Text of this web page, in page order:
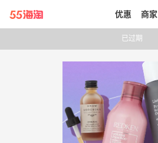
带你去官网买正品
优惠 商家
已过期